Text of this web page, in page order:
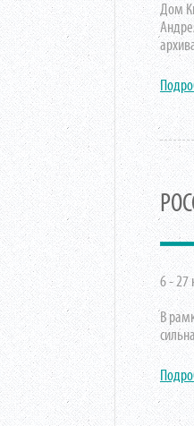
Дом
6 - 27
В